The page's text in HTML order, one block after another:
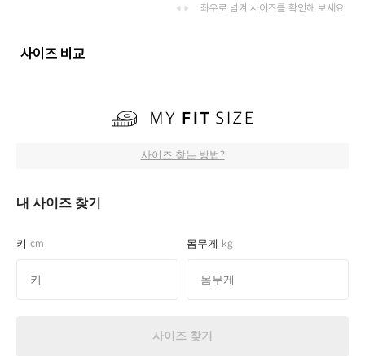
좌우로 넘겨 사이즈를 확인해 보세요
사이즈 비교